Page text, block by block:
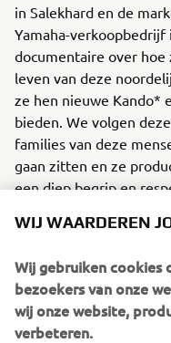
in Salekhard en de
Yamaha-verkoopbedrijf
documentaire over hoe
leven van deze
ze hen nieuwe Kando*
bieden. We volgen
families van deze
gaan zitten en ze
een diep begrip en
gevoelens van diepe
tegenkomen.
WIJ WAARDEREN
Wij gebruiken cookies
bezoekers van onze
wij onze website,
verbeteren.